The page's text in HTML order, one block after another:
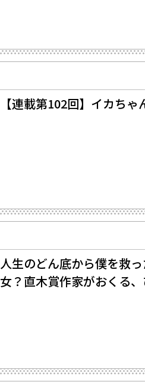
【連載第102回】イカち
人生のどん底から僕を救
女？直木賞作家がおくる